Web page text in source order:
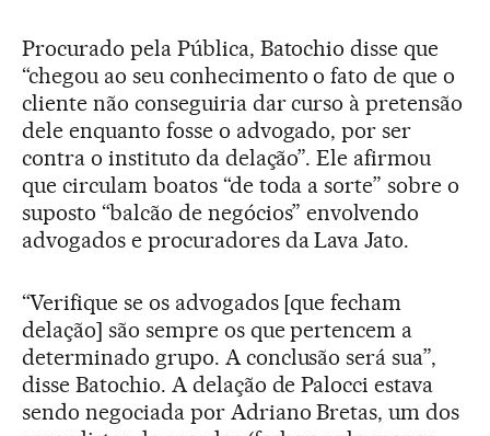
Procurado pela Pública, Batochio disse que
“chegou ao seu conhecimento o fato de que o
cliente não conseguiria dar curso à pretensão
dele enquanto fosse o advogado, por ser
contra o instituto da delação”. Ele afirmou
que circulam boatos “de toda a sorte” sobre o
suposto “balcão de negócios” envolvendo
advogados e procuradores da Lava Jato.
“Verifique se os advogados [que fecham
delação] são sempre os que pertencem a
determinado grupo. A conclusão será sua”,
disse Batochio. A delação de Palocci estava
sendo negociada por Adriano Bretas, um dos